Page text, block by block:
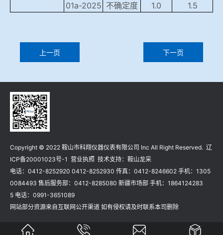
01a-2025 不确定度
1.0
1.5
上一页 下一页
Copyright © 2022 鞍山市科翔仪器仪表有限公司 Inc All Right Reserved. 辽
ICP备20001023号-1 营业执照 技术支持： 鞍山龙采
电话：0412-8252920 0412-8252930 传真：0412-8246602 手机：1305
0084493 售后服务部：0412-8285080 新疆市场部 手机：1864124283
5 电话：0991-3651089
网站部分资源来自互联网公开渠道 如有侵权请及时联系本司删除